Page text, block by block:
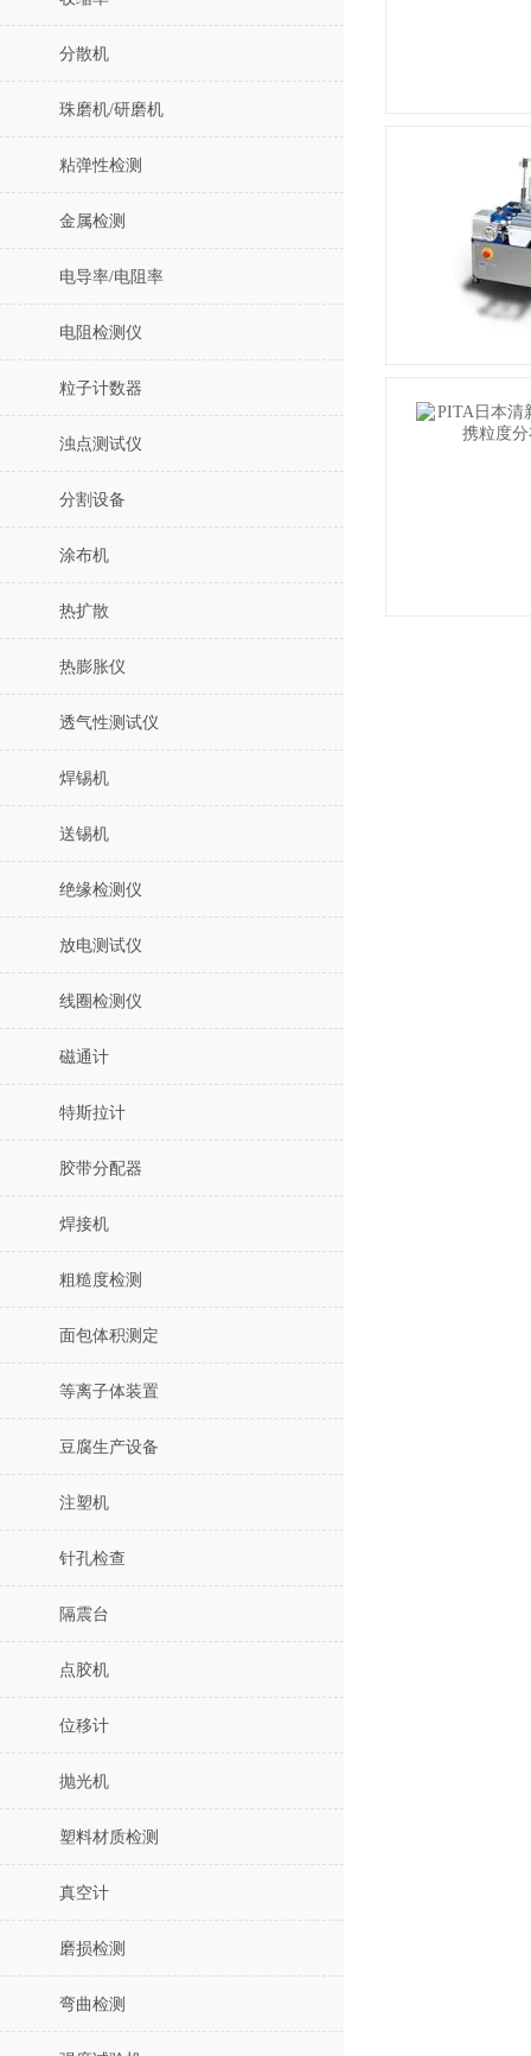
分散机
珠磨机/研磨机
粘弹性检测
金属检测
电导率/电阻率
电阻检测仪
粒子计数器
浊点测试仪
分割设备
涂布机
热扩散
热膨胀仪
透气性测试仪
焊锡机
送锡机
绝缘检测仪
放电测试仪
线圈检测仪
磁通计
特斯拉计
胶带分配器
焊接机
粗糙度检测
面包体积测定
等离子体装置
豆腐生产设备
注塑机
针孔检查
隔震台
点胶机
位移计
抛光机
塑料材质检测
真空计
磨损检测
弯曲检测